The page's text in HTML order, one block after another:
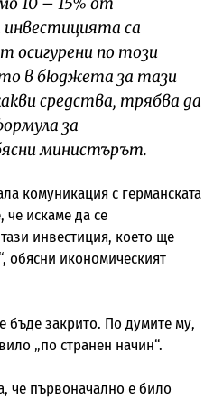
са
осигурени по този
в бюджета за тази
средства, трябва да
за
министърът.
комуникация с германската
искаме да се
инвестиция, което ще
обясни икономическият
бъде закрито. По думите му,
„по странен начин“.
че първоначално е било